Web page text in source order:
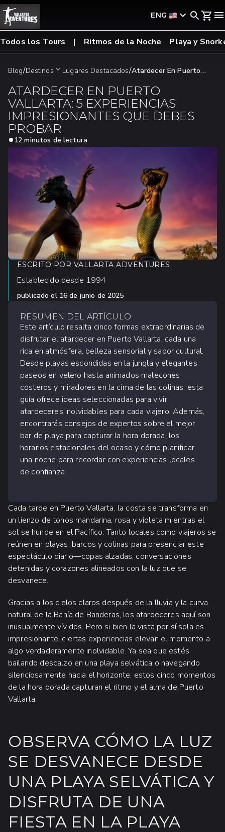
ENG
Todos los Tours Ritmos de la Noche Playa y
Blog/Destinos Y Lugares Destacados/Atardecer En Puerto
ATARDECER EN PUERTO
VALLARTA: 5 EXPERIENCIAS
IMPRESIONANTES QUE DEBES
PROBAR
12 minutos de lectura
ESCRITO POR VALLARTA ADVENTURES
Establecido desde 1994
publicado el 16 de junio de 2025
RESUMEN DEL ARTÍCULO
Este artículo resalta cinco formas extraordinarias de
disfrutar el atardecer en Puerto Vallarta, cada una
rica en atmósfera, belleza sensorial y sabor cultural.
Desde playas escondidas en la jungla y elegantes
paseos en velero hasta animados malecones
costeros y miradores en la cima de las colinas, esta
guía ofrece ideas seleccionadas para vivir
atardeceres inolvidables para cada viajero. Además,
encontrarás consejos de expertos sobre el mejor
bar de playa para capturar la hora dorada, los
horarios estacionales del ocaso y cómo planificar
una noche para recordar con experiencias locales
de confianza.
Cada tarde en Puerto Vallarta, la costa se transforma en
un lienzo de tonos mandarina, rosa y violeta mientras el
sol se hunde en el Pacífico. Tanto locales como viajeros se
reúnen en playas, barcos y colinas para presenciar este
espectáculo diario—copas alzadas, conversaciones
detenidas y corazones alineados con la luz que se
desvanece.
Gracias a los cielos claros después de la lluvia y la curva
natural de la Bahía de Banderas, los atardeceres aquí son
inusualmente vívidos. Pero si bien la vista por sí sola es
impresionante, ciertas experiencias elevan el momento a
algo verdaderamente inolvidable. Ya sea que estés
bailando descalzo en una playa selvática o navegando
silenciosamente hacia el horizonte, estos cinco momentos
de la hora dorada capturan el ritmo y el alma de Puerto
Vallarta.
OBSERVA CÓMO LA LUZ
SE DESVANECE DESDE
UNA PLAYA SELVÁTICA Y
DISFRUTA DE UNA
FIESTA EN LA PLAYA